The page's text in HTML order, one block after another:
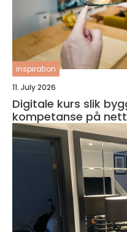
inspiration
11. July 2026
Digitale kurs slik bygger bedrifter lønnsom
kompetanse på nett